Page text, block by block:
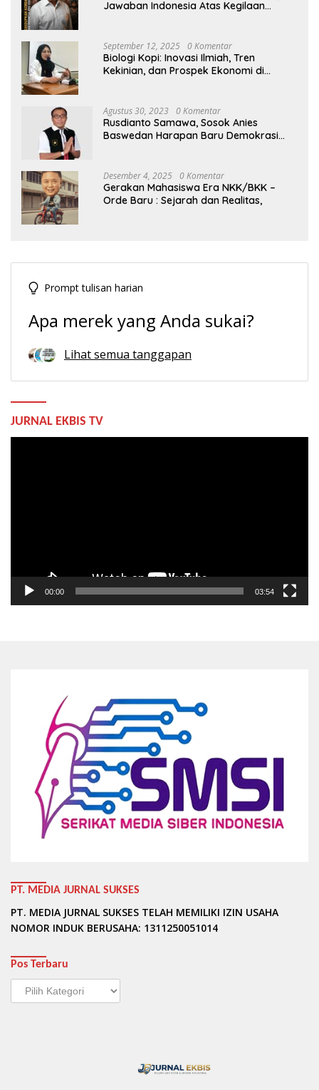
Jawaban Indonesia Atas Kegilaan
September 12, 2025 0 Komentar
Biologi Kopi: Inovasi Ilmiah, Tren
Kekinian, dan Prospek Ekonomi di
Agustus 30, 2023 0 Komentar
Rusdianto Samawa, Sosok Anies
Baswedan Harapan Baru Demokrasi
Desember 4, 2025 0 Komentar
Gerakan Mahasiswa Era NKK/BKK –
Orde Baru : Sejarah dan Realitas,
Prompt tulisan harian
Apa merek yang Anda sukai?
Lihat semua tanggapan
JURNAL EKBIS TV
00:00 03:54
PT. MEDIA JURNAL SUKSES
PT. MEDIA JURNAL SUKSES TELAH MEMILIKI IZIN USAHA
NOMOR INDUK BERUSAHA: 1311250051014
Pos Terbaru
Pos
Terbaru